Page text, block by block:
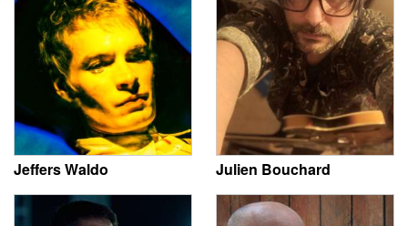
Jeffers Waldo Julien Bouchard